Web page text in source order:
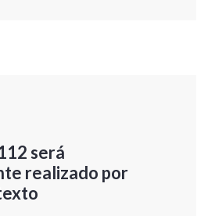
será
realizado por